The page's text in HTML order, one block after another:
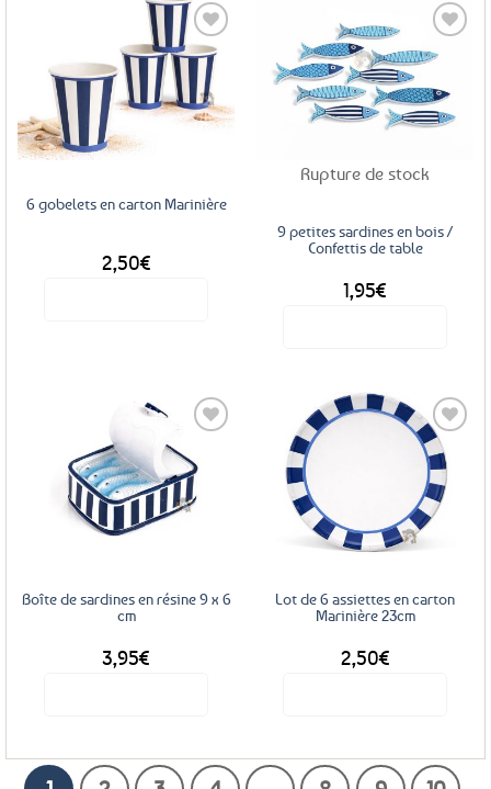
Ajouter
aux
favoris
6 gobelets en carton Marinière
2,50€
Ajouter
aux
favoris
Rupture de stock
9 petites sardines en bois /
Confettis de table
1,95€
Ajouter
aux
favoris
Boîte de sardines en résine 9 x 6
cm
3,95€
Ajouter
aux
favoris
Lot de 6 assiettes en carton
Marinière 23cm
2,50€